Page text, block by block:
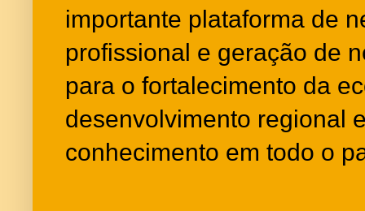
importante plataforma de
profissional e geração de
para o fortalecimento da
desenvolvimento regional
conhecimento em todo o